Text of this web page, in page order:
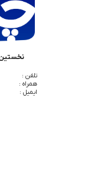
تلفن :
همراه :
ایمیل :